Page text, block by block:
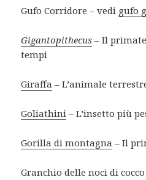
Gufo Corridore – vedi gufo
Gigantopithecus – Il
tempi
Giraffa – L’animale
Goliathini – L’insetto più
Gorilla di montagna – Il
Granchio delle noci di